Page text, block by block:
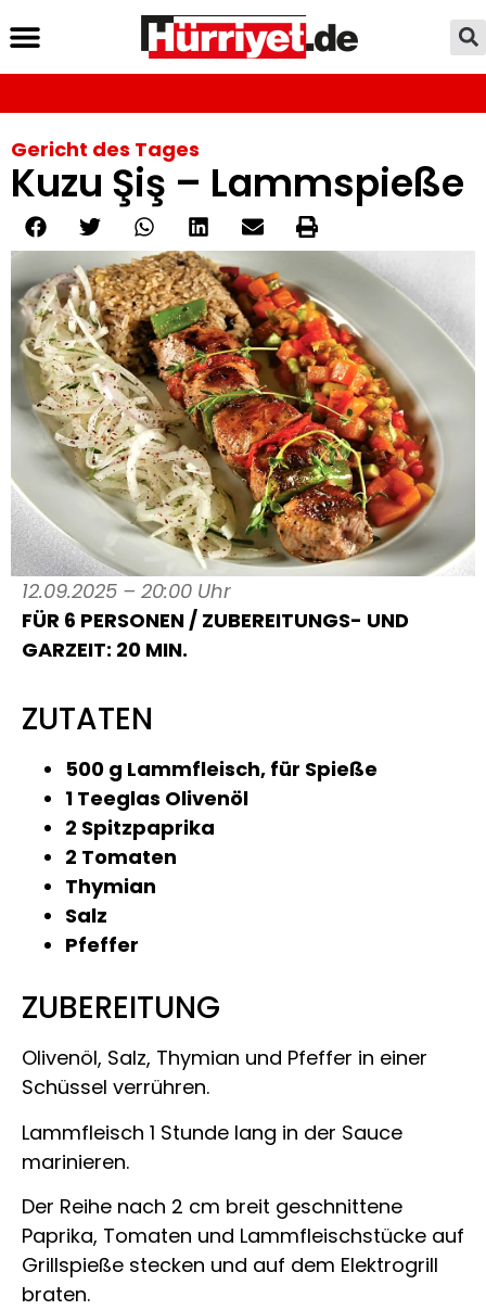
Gericht des Tages
Kuzu Şiş – Lammspieße
12.09.2025 – 20:00 Uhr
FÜR 6 PERSONEN / ZUBEREITUNGS- UND
GARZEIT: 20 MIN.
ZUTATEN
500 g Lammfleisch, für Spieße
1 Teeglas Olivenöl
2 Spitzpaprika
2 Tomaten
Thymian
Salz
Pfeffer
ZUBEREITUNG
Olivenöl, Salz, Thymian und Pfeffer in einer
Schüssel verrühren.
Lammfleisch 1 Stunde lang in der Sauce
marinieren.
Der Reihe nach 2 cm breit geschnittene
Paprika, Tomaten und Lammfleischstücke auf
Grillspieße stecken und auf dem Elektrogrill
braten.